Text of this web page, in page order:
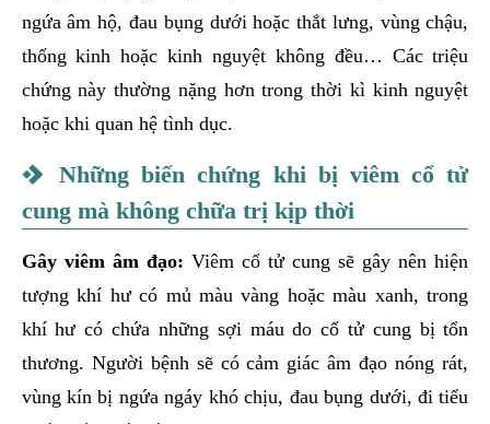
ngứa âm hộ, đau bụng dưới hoặc thắt lưng, vùng chậu,
thống kinh hoặc kinh nguyệt không đều… Các triệu
chứng này thường nặng hơn trong thời kì kinh nguyệt
hoặc khi quan hệ tình dục.
Những biến chứng khi bị viêm cổ tử
cung mà không chữa trị kịp thời
Gây viêm âm đạo: Viêm cổ tử cung sẽ gây nên hiện
tượng khí hư có mủ màu vàng hoặc màu xanh, trong
khí hư có chứa những sợi máu do cổ tử cung bị tổn
thương. Người bệnh sẽ có cảm giác âm đạo nóng rát,
vùng kín bị ngứa ngáy khó chịu, đau bụng dưới, đi tiểu